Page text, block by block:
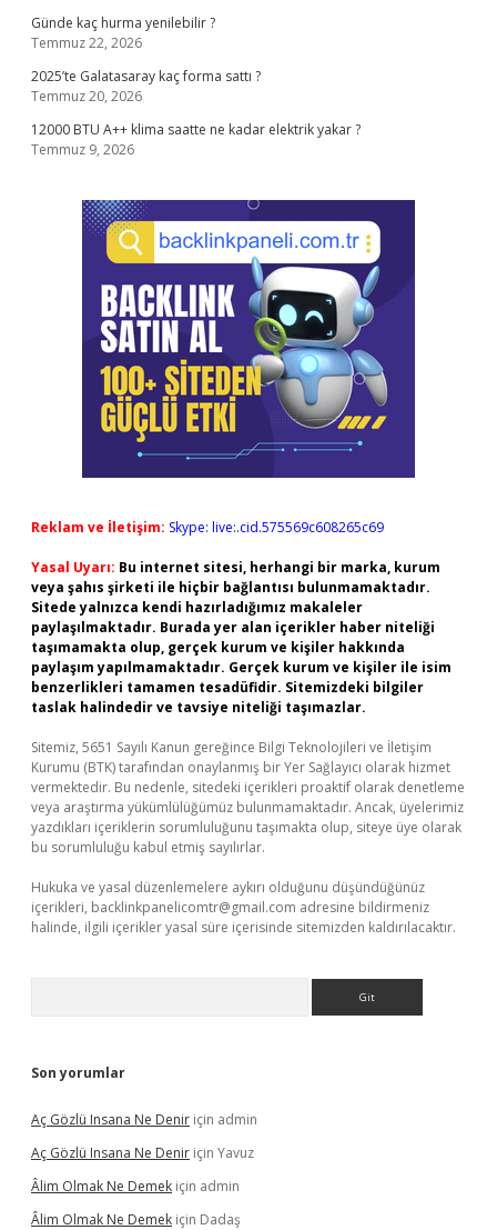
Günde kaç hurma yenilebilir ?
Temmuz 22, 2026
2025’te Galatasaray kaç forma sattı ?
Temmuz 20, 2026
12000 BTU A++ klima saatte ne kadar elektrik yakar ?
Temmuz 9, 2026
Reklam ve İletişim: Skype: live:.cid.575569c608265c69
Yasal Uyarı: Bu internet sitesi, herhangi bir marka, kurum
veya şahıs şirketi ile hiçbir bağlantısı bulunmamaktadır.
Sitede yalnızca kendi hazırladığımız makaleler
paylaşılmaktadır. Burada yer alan içerikler haber niteliği
taşımamakta olup, gerçek kurum ve kişiler hakkında
paylaşım yapılmamaktadır. Gerçek kurum ve kişiler ile isim
benzerlikleri tamamen tesadüfidir. Sitemizdeki bilgiler
taslak halindedir ve tavsiye niteliği taşımazlar.
Sitemiz, 5651 Sayılı Kanun gereğince Bilgi Teknolojileri ve İletişim
Kurumu (BTK) tarafından onaylanmış bir Yer Sağlayıcı olarak hizmet
vermektedir. Bu nedenle, sitedeki içerikleri proaktif olarak denetleme
veya araştırma yükümlülüğümüz bulunmamaktadır. Ancak, üyelerimiz
yazdıkları içeriklerin sorumluluğunu taşımakta olup, siteye üye olarak
bu sorumluluğu kabul etmiş sayılırlar.
Hukuka ve yasal düzenlemelere aykırı olduğunu düşündüğünüz
içerikleri, backlinkpanelicomtr@gmail.com adresine bildirmeniz
halinde, ilgili içerikler yasal süre içerisinde sitemizden kaldırılacaktır.
Son yorumlar
Aç Gözlü Insana Ne Denir için admin
Aç Gözlü Insana Ne Denir için Yavuz
Âlim Olmak Ne Demek için admin
Âlim Olmak Ne Demek için Dadaş